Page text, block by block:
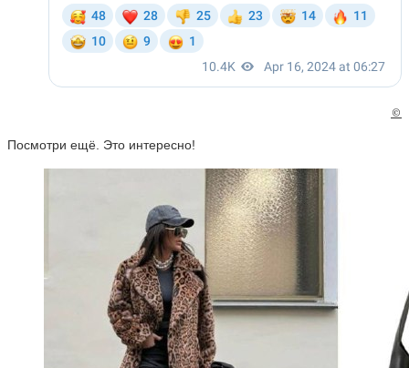
©
Посмотри ещё. Это интересно!